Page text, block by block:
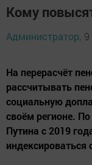
Кому
Администратор,
На перерасчёт
рассчитывать
социальную
своём регионе.
Путина с 2019
индексироваться